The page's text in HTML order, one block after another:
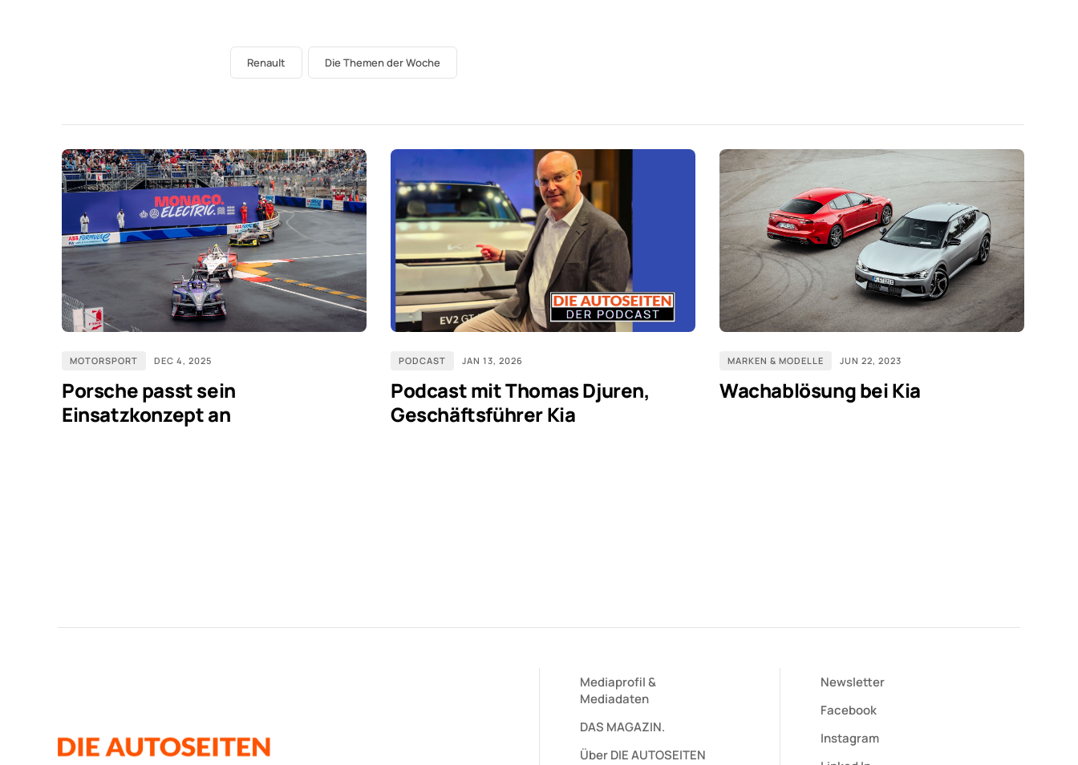
Renault Die Themen der Woche
MOTORSPORT DEC 4, 2025
Porsche passt sein
Einsatzkonzept an
PODCAST JAN 13, 2026
Podcast mit Thomas Djuren,
Geschäftsführer Kia
MARKEN & MODELLE JUN 22, 2023
Wachablösung bei Kia
Mediaprofil&
Mediadaten
DAS MAGAZIN.
Über DIE AUTOSEITEN
Newsletter
Facebook
Instagram